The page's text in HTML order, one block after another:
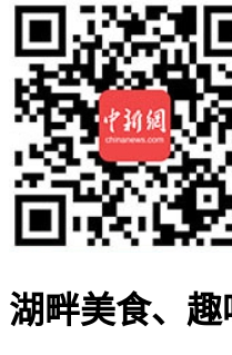
湖畔美食、